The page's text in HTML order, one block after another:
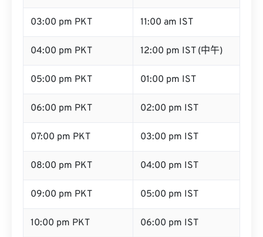
03:00 pm PKT 11:00 am IST
04:00 pm PKT 12:00 pm IST (中午)
05:00 pm PKT 01:00 pm IST
06:00 pm PKT 02:00 pm IST
07:00 pm PKT 03:00 pm IST
08:00 pm PKT 04:00 pm IST
09:00 pm PKT 05:00 pm IST
10:00 pm PKT 06:00 pm IST